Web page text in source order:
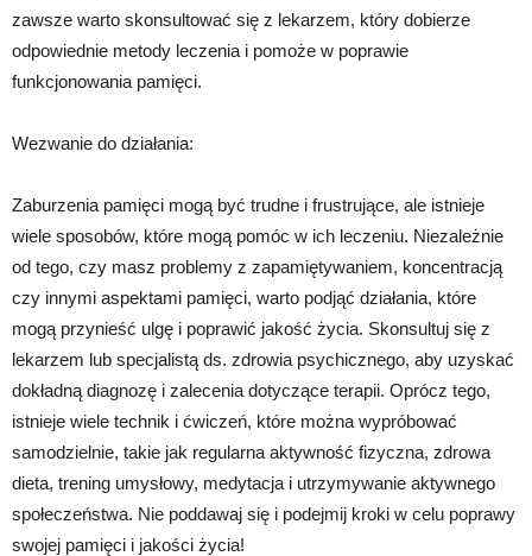
zawsze warto skonsultować się z lekarzem, który dobierze
odpowiednie metody leczenia i pomoże w poprawie
funkcjonowania pamięci.
Wezwanie do działania:
Zaburzenia pamięci mogą być trudne i frustrujące, ale istnieje
wiele sposobów, które mogą pomóc w ich leczeniu. Niezależnie
od tego, czy masz problemy z zapamiętywaniem, koncentracją
czy innymi aspektami pamięci, warto podjąć działania, które
mogą przynieść ulgę i poprawić jakość życia. Skonsultuj się z
lekarzem lub specjalistą ds. zdrowia psychicznego, aby uzyskać
dokładną diagnozę i zalecenia dotyczące terapii. Oprócz tego,
istnieje wiele technik i ćwiczeń, które można wypróbować
samodzielnie, takie jak regularna aktywność fizyczna, zdrowa
dieta, trening umysłowy, medytacja i utrzymywanie aktywnego
społeczeństwa. Nie poddawaj się i podejmij kroki w celu poprawy
swojej pamięci i jakości życia!